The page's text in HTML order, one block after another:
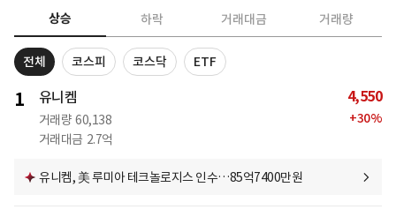
상승 하락 거래대금 거래량
전체 코스피 코스닥 ETF
1 유니켐
거래량 60,138
거래대금 2.7억
4,550
+30%
유니켐, 美 루미아 테크놀로지스 인수…85억7400만원